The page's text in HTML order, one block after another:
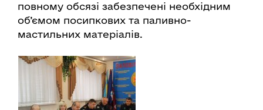
повному обсязі забезпечені необхідним
об’ємом посипкових та паливно-
мастильних матеріалів.